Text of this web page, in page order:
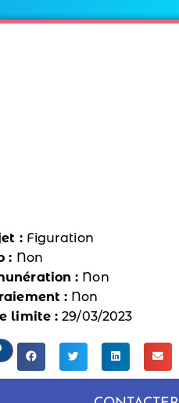
: Figuration
: Non
: Non
: Non
limite :29/03/2023